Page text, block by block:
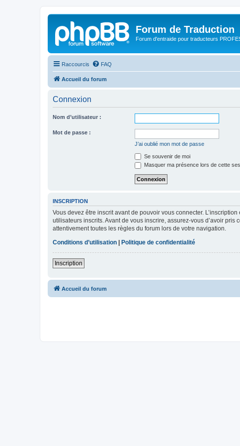
Forum de Traduction
Forum d'entraide pour traducteurs
Raccourcis FAQ
Accueil du forum
Connexion
Nom d’utilisateur :
Mot de passe :
J’ai oublié mon mot de passe
Se souvenir de moi
Masquer ma présence lors de cette
INSCRIPTION
Vous devez être inscrit avant de pouvoir vous connecter.
utilisateurs inscrits. Avant de vous inscrire, assurez-vous d’avoir
attentivement toutes les règles du forum lors de votre navigation.
Conditions d’utilisation
Politique de confidentialité
Inscription
Accueil du forum